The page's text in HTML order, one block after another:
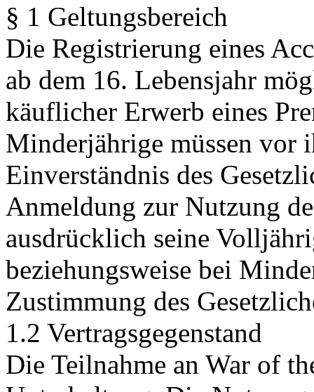
§ 1 Geltungsbereich
Die Registrierung eines
ab dem 16. Lebensjahr
käuflicher Erwerb eines
Minderjährige müssen vor
Einverständnis des
Anmeldung zur Nutzung
ausdrücklich seine
beziehungsweise bei
Zustimmung des
1.2 Vertragsgegenstand
Die Teilnahme an War of